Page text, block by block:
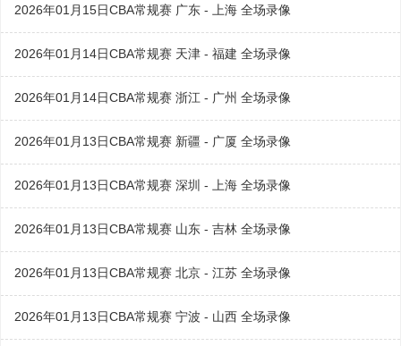
2026年01月15日CBA常规赛 广东 - 上海 全场录像
2026年01月14日CBA常规赛 天津 - 福建 全场录像
2026年01月14日CBA常规赛 浙江 - 广州 全场录像
2026年01月13日CBA常规赛 新疆 - 广厦 全场录像
2026年01月13日CBA常规赛 深圳 - 上海 全场录像
2026年01月13日CBA常规赛 山东 - 吉林 全场录像
2026年01月13日CBA常规赛 北京 - 江苏 全场录像
2026年01月13日CBA常规赛 宁波 - 山西 全场录像